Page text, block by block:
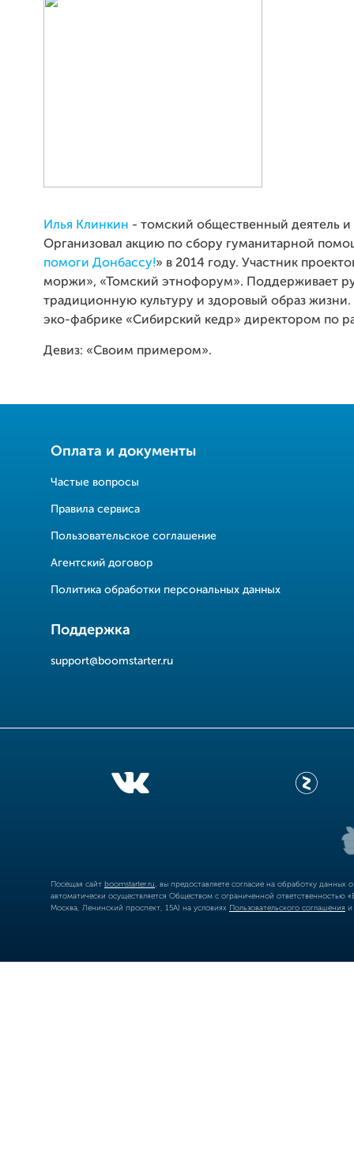
Илья Клинкин - томский общественный деятель и
Организовал акцию по сбору гуманитарной
помоги Донбассу!» в 2014 году. Участник
моржи», «Томский этнофорум». Поддерживает
традиционную культуру и здоровый образ жизни.
эко-фабрике «Сибирский кедр» директором по
Девиз: «Своим примером».
Оплата и документы
Частые вопросы
Правила сервиса
Пользовательское соглашение
Агентский договор
Политика обработки персональных данных
Поддержка
support@boomstarter.ru
Посещая сайт boomstarter.ru , вы предоставляете согласие на обработку
автоматически осуществляется Обществом с ограниченной
Москва, Ленинский проспект, 15А) на условиях Пользовательского соглашения и